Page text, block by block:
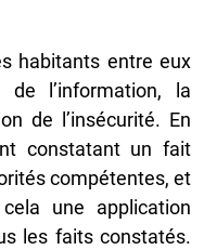
habitants entre eux
l’information, la
de l’insécurité. En
constatant un fait
compétentes, et
une application
les faits constatés.